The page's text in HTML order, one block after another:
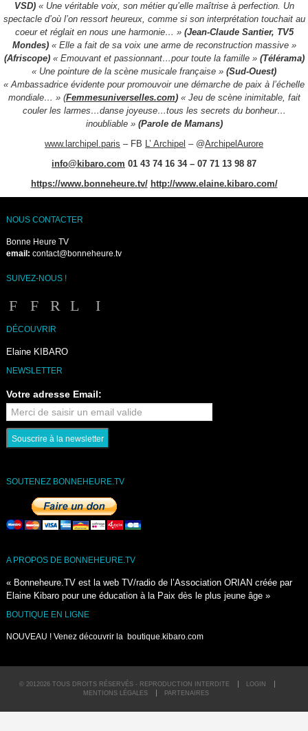
VSD) « Une véritable voix, son métier qu’elle maîtrise à perfection. Un
spectacle d’où l’on ressort heureux, comme si son interprétation touchait au
coeur et réglait en nous une harmonie… » (Jean-Claude Santier, TV5
Mondes) « Elle a fait de sa voix une arme de reconstruction massive »
(Afriscope) « Emouvant et passionnant…pour toute la famille »(Télérama)
« Une pointure de la scène musicale française » (Sud-Ouest)
« Ambassadrice évidente pour promouvoir une démarche de paix à l’échelle
mondiale… » (Femmesuniverselles.com) « Jeu de scène inimitable, fait
couler les larmes…danse joyeuse…tous les secrets du bonheur…
inoubliable » (Parole de Mamans)
www.larchipel.paris – FB L’ Archipel – @ArchipelAurore
info@kibaro.com 01 43 74 16 34 – 07 71 13 98 87
https://www.bonneheure.tv/ http://www.elaine.kibaro.com/
NOUS CONTACTER
Bonne Heure TV
email: contact@bonneheure.tv
SUIVEZ-NOUS !
DÉCOUVRIR
Elaine KIBARO
NEWSLETTER
Votre adresse Email:
SOUTENEZ BONNEHEURE.TV
A PROPOS DE BONNEHEURE.TV
« Bonneheure.TV est la web TV/radio de l’Association ORIAN créée par
Elaine Kibaro pour une éducation à la Paix dès le plus jeune âge »
BOUTIQUE EN LIGNE
NOUVEAU ! Venez découvrir la boutique.kibaro.com
© 2012026 TOUS DROITS RÉSERVÉS - REPRODUCTION INTERDITE
LOGIN
MENTIONS LÉGALES
PARTENAIRES